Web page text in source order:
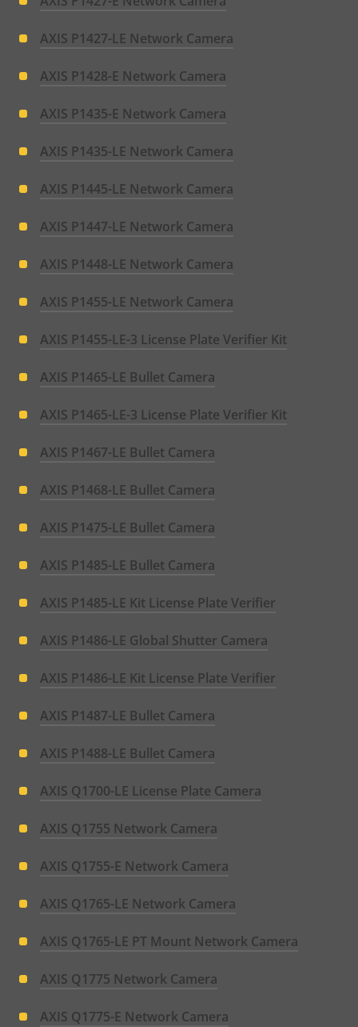
AXIS P1427-LE Network Camera
AXIS P1428-E Network Camera
AXIS P1435-E Network Camera
AXIS P1435-LE Network Camera
AXIS P1445-LE Network Camera
AXIS P1447-LE Network Camera
AXIS P1448-LE Network Camera
AXIS P1455-LE Network Camera
AXIS P1455-LE-3 License Plate Verifier Kit
AXIS P1465-LE Bullet Camera
AXIS P1465-LE-3 License Plate Verifier Kit
AXIS P1467-LE Bullet Camera
AXIS P1468-LE Bullet Camera
AXIS P1475-LE Bullet Camera
AXIS P1485-LE Bullet Camera
AXIS P1485-LE Kit License Plate Verifier
AXIS P1486-LE Global Shutter Camera
AXIS P1486-LE Kit License Plate Verifier
AXIS P1487-LE Bullet Camera
AXIS P1488-LE Bullet Camera
AXIS Q1700-LE License Plate Camera
AXIS Q1755 Network Camera
AXIS Q1755-E Network Camera
AXIS Q1765-LE Network Camera
AXIS Q1765-LE PT Mount Network Camera
AXIS Q1775 Network Camera
AXIS Q1775-E Network Camera